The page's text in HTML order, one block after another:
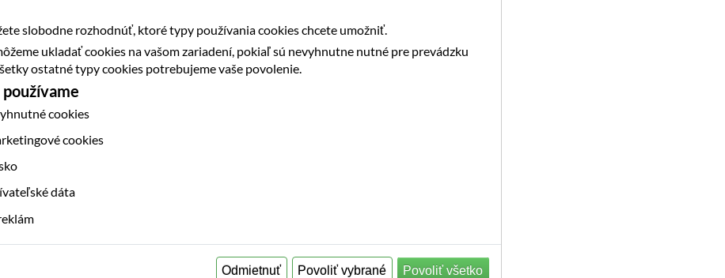
slobodne rozhodnúť, ktoré typy používania cookies chcete umožniť.
ukladať cookies na vašom zariadení, pokiaľ sú nevyhnutne nutné pre prevádzku
ostatné typy cookies potrebujeme vaše povolenie.
cookies
cookies
dáta
Povoliť všetko
Povoliť vybrané
Odmietnuť